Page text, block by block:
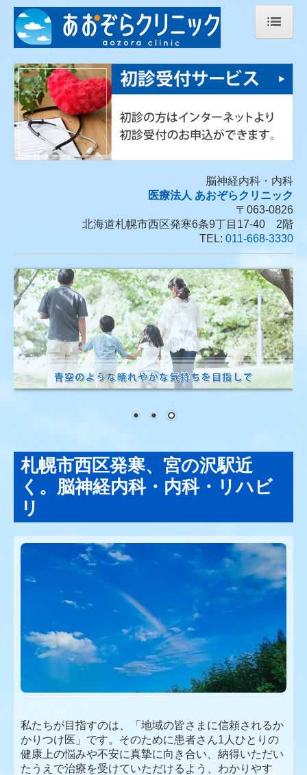
当院について
診療案内
神経内科とは
施設、設備など
リハビリテーション室より
訪問リハビリのご紹介
脳神経内科・内科
医療法人 あおぞらクリニック
〒063-0826
北海道札幌市西区発寒6条9丁目17-40 2階
TEL: 011-668-3330
札幌市西区発寒、宮の沢駅近
く。脳神経内科・内科・リハビ
リ
私たちが目指すのは、「地域の皆さまに信頼されるか
かりつけ医」です。そのために患者さん1人ひとりの
健康上の悩みや不安に真摯に向き合い、納得いただい
たうえで治療を受けていただけるよう、わかりやす